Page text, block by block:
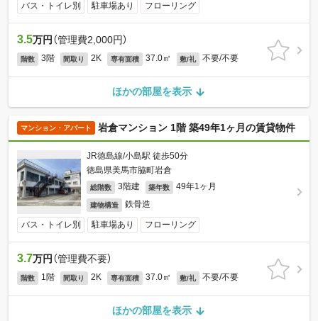
バス・トイレ別 駐車場あり フローリング
3.5万円 （管理費2,000円）
階数 3階 間取り 2K 専有面積 37.0㎡ 敷/礼 不要/不要
ほかの部屋を表示
マンション・アパート 岩倉マンション 1階 築49年1ヶ月の賃貸物件
JR徳島線/小島駅 徒歩50分
徳島県美馬市脇町岩倉
総階数 3階建 築年数 49年1ヶ月
建物構造 鉄骨造
バス・トイレ別 駐車場あり フローリング
3.7万円 （管理費不要）
階数 1階 間取り 2K 専有面積 37.0㎡ 敷/礼 不要/不要
ほかの部屋を表示